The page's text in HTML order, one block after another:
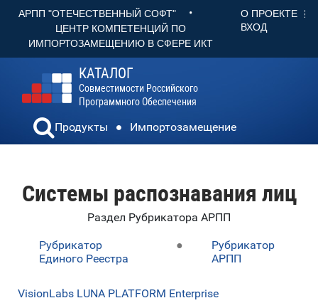
АРПП "ОТЕЧЕСТВЕННЫЙ СОФТ" •
ЦЕНТР КОМПЕТЕНЦИЙ ПО
ИМПОРТОЗАМЕЩЕНИЮ В СФЕРЕ ИКТ
О ПРОЕКТЕ
ВХОД
КАТАЛОГ
Совместимости Российского
Программного Обеспечения
Продукты Импортозамещение
Системы распознавания лиц
Раздел Рубрикатора АРПП
Рубрикатор
Единого Реестра
●
Рубрикатор
АРПП
VisionLabs LUNA PLATFORM Enterprise